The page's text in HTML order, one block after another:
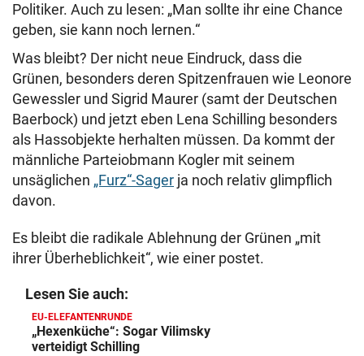
Politiker. Auch zu lesen: „Man sollte ihr eine Chance
geben, sie kann noch lernen.“
Was bleibt? Der nicht neue Eindruck, dass die
Grünen, besonders deren Spitzenfrauen wie Leonore
Gewessler und Sigrid Maurer (samt der Deutschen
Baerbock) und jetzt eben Lena Schilling besonders
als Hassobjekte herhalten müssen. Da kommt der
männliche Parteiobmann Kogler mit seinem
unsäglichen „Furz“-Sager ja noch relativ glimpflich
davon.
Es bleibt die radikale Ablehnung der Grünen „mit
ihrer Überheblichkeit“, wie einer postet.
Lesen Sie auch:
EU-ELEFANTENRUNDE
„Hexenküche“: Sogar Vilimsky
verteidigt Schilling